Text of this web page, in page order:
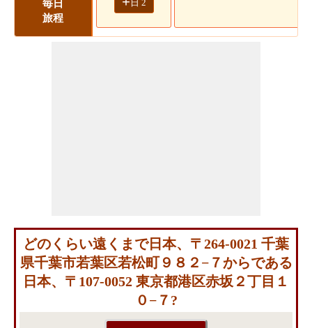
毎日
旅程
日 2
どのくらい遠くまで日本、〒264-0021 千葉
県千葉市若葉区若松町９８２−７からである
日本、〒107-0052 東京都港区赤坂２丁目１
０−７?